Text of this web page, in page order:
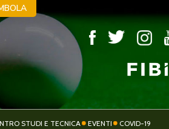
CARAMBOLA
STUDI E TECNICA EVENTI COVID-19